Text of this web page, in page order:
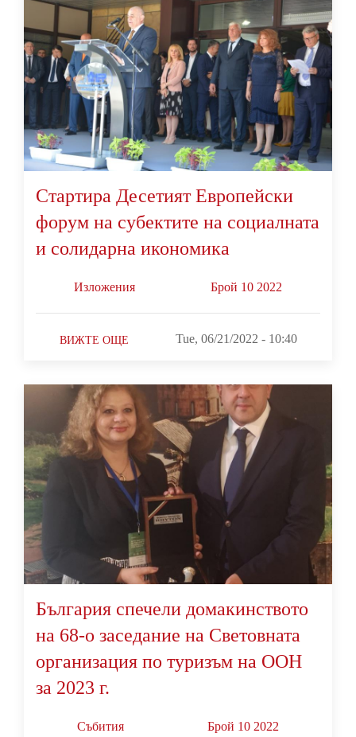
Стартира Десетият Европейски
форум на субектите на социалната
и солидарна икономика
Изложения Брой 10 2022
ВИЖТЕ ОЩЕ Tue, 06/21/2022 - 10:40
България спечели домакинството
на 68-о заседание на Световната
организация по туризъм на ООН
за 2023 г.
Събития Брой 10 2022